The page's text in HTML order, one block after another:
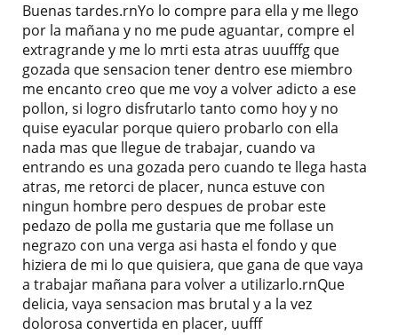
Buenas tardes.rnYo lo compre para ella y me llego
por la mañana y no me pude aguantar, compre el
extragrande y me lo mrti esta atras uuufffg que
gozada que sensacion tener dentro ese miembro
me encanto creo que me voy a volver adicto a ese
pollon, si logro disfrutarlo tanto como hoy y no
quise eyacular porque quiero probarlo con ella
nada mas que llegue de trabajar, cuando va
entrando es una gozada pero cuando te llega hasta
atras, me retorci de placer, nunca estuve con
ningun hombre pero despues de probar este
pedazo de polla me gustaria que me follase un
negrazo con una verga asi hasta el fondo y que
hiziera de mi lo que quisiera, que gana de que vaya
a trabajar mañana para volver a utilizarlo.rnQue
delicia, vaya sensacion mas brutal y a la vez
dolorosa convertida en placer, uufff